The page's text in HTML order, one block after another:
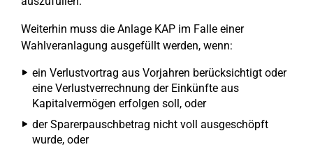
Weiterhin muss die Anlage KAP im Falle einer
Wahlveranlagung ausgefüllt werden, wenn:
ein Verlustvortrag aus Vorjahren berücksichtigt oder
eine Verlustverrechnung der Einkünfte aus
Kapitalvermögen erfolgen soll, oder
der Sparerpauschbetrag nicht voll ausgeschöpft
wurde, oder